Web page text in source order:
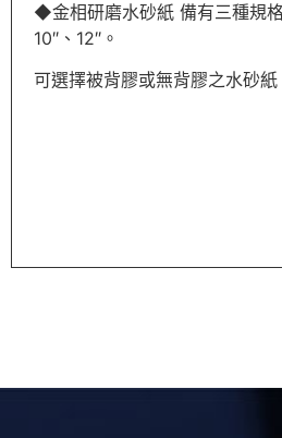
◆金相研磨水砂紙 備有三種規
10″、12″。
可選擇被背膠或無背膠之水砂紙